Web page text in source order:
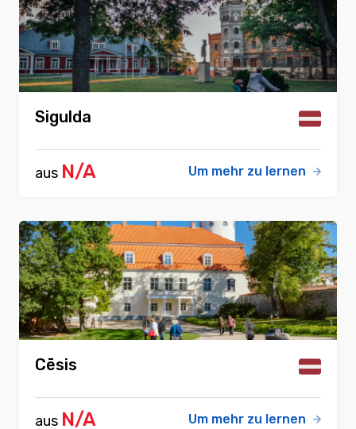
Sigulda
aus N/A Um mehr zu lernen
Cēsis
aus N/A Um mehr zu lernen